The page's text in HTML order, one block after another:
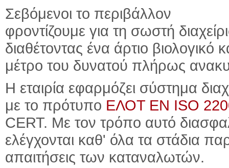
Σεβόμενοι το περιβάλλον
φροντίζουμε για τη σωστή
διαθέτοντας ένα άρτιο
μέτρο του δυνατού πλήρως
Η εταιρία εφαρμόζει σύστημα
με το πρότυπο ΕΛΟΤ ΕΝ ISO
CERT. Με τον τρόπο αυτό
ελέγχονται καθ' όλα τα στάδια
απαιτήσεις των καταναλωτών.